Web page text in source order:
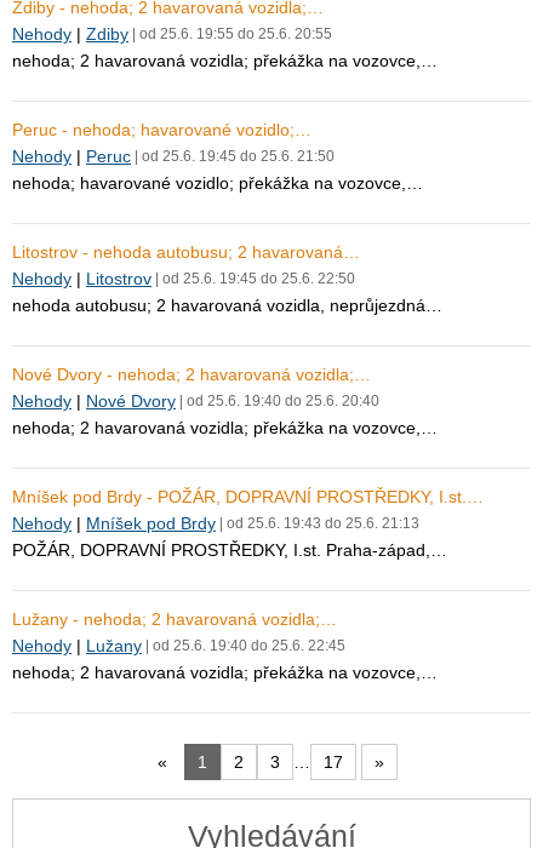
Zdiby - nehoda; 2 havarovaná vozidla;…
Nehody | Zdiby | od 25.6. 19:55 do 25.6. 20:55
nehoda; 2 havarovaná vozidla; překážka na vozovce,…
Peruc - nehoda; havarované vozidlo;…
Nehody | Peruc | od 25.6. 19:45 do 25.6. 21:50
nehoda; havarované vozidlo; překážka na vozovce,…
Litostrov - nehoda autobusu; 2 havarovaná…
Nehody | Litostrov | od 25.6. 19:45 do 25.6. 22:50
nehoda autobusu; 2 havarovaná vozidla, neprůjezdná…
Nové Dvory - nehoda; 2 havarovaná vozidla;…
Nehody | Nové Dvory | od 25.6. 19:40 do 25.6. 20:40
nehoda; 2 havarovaná vozidla; překážka na vozovce,…
Mníšek pod Brdy - POŽÁR, DOPRAVNÍ PROSTŘEDKY, I.st.…
Nehody | Mníšek pod Brdy | od 25.6. 19:43 do 25.6. 21:13
POŽÁR, DOPRAVNÍ PROSTŘEDKY, I.st. Praha-západ,…
Lužany - nehoda; 2 havarovaná vozidla;…
Nehody | Lužany | od 25.6. 19:40 do 25.6. 22:45
nehoda; 2 havarovaná vozidla; překážka na vozovce,…
« 1 2 3 17 »
Vyhledávání